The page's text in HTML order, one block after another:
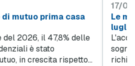
mutuo prima casa
2026, il 47,8% delle
è stato
in crescita rispetto
17/
Le